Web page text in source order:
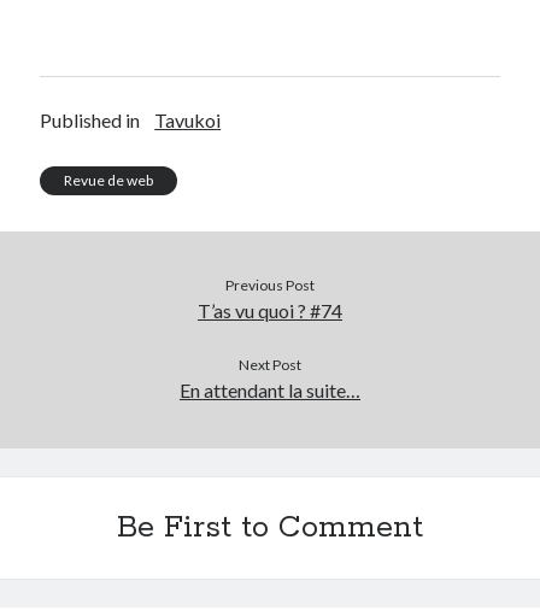
Published in Tavukoi
Revue de web
Previous Post
T’as vu quoi ? #74
Next Post
En attendant la suite…
Be First to Comment